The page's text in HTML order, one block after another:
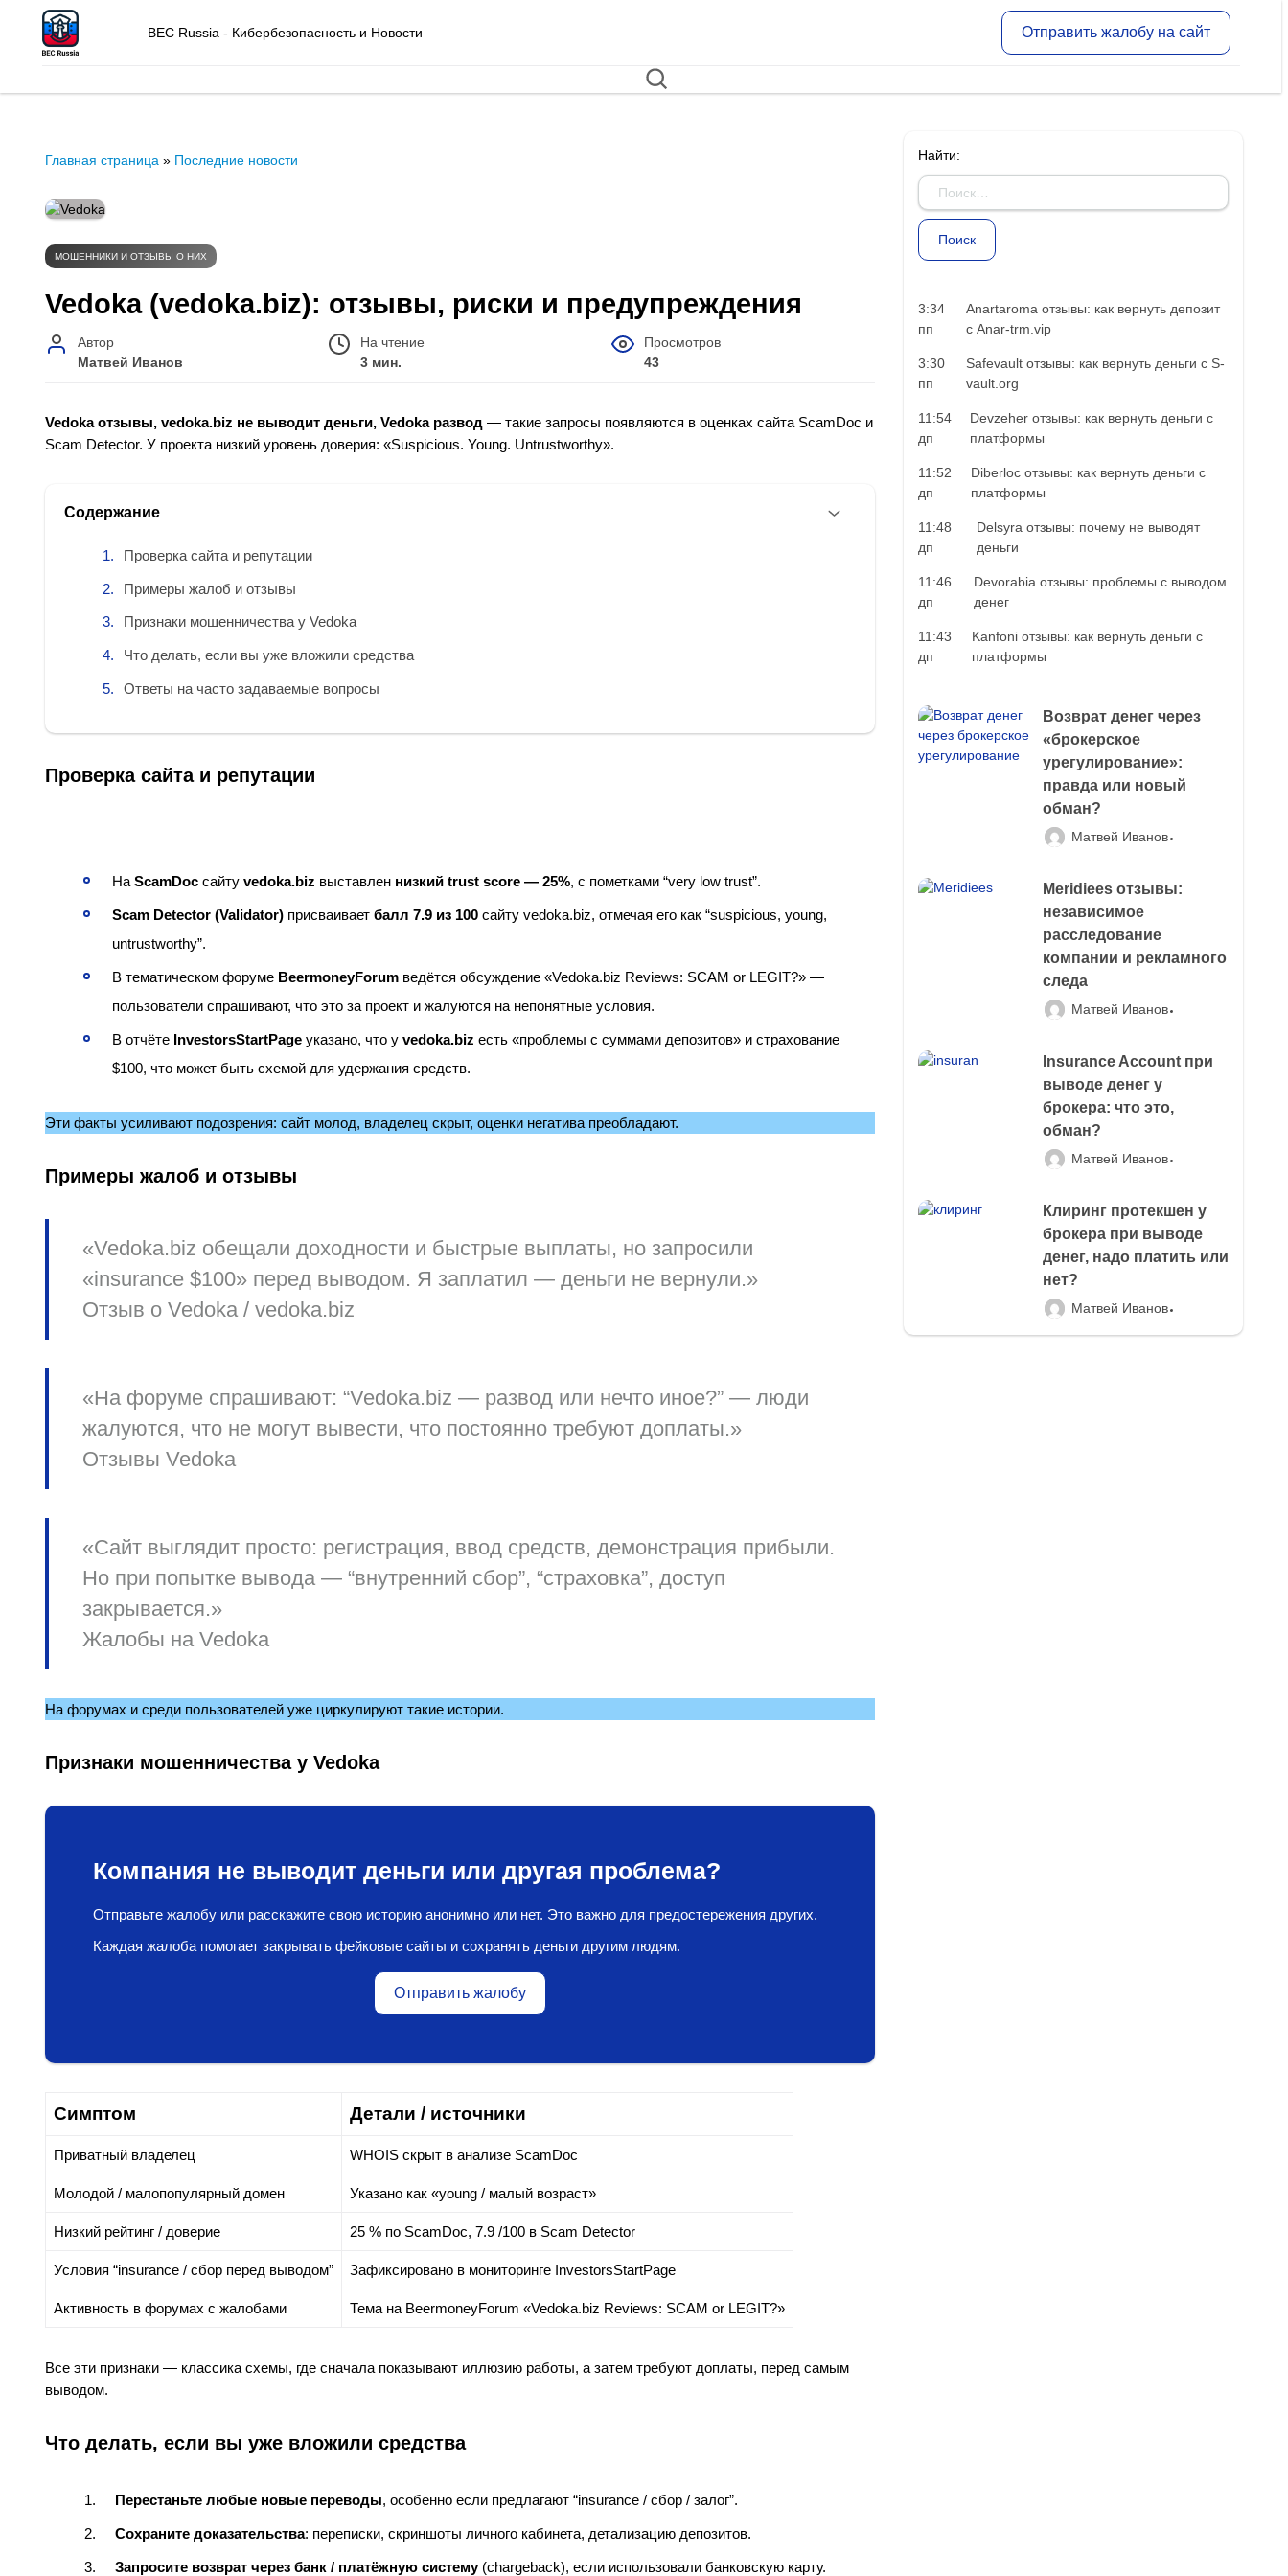
BEC Russia - Кибербезопасность и Новости Отправить жалобу на сайт
Главная страница » Последние новости
МОШЕННИКИ И ОТЗЫВЫ О НИХ
Vedoka (vedoka.biz): отзывы, риски и предупреждения
Автор
Матвей Иванов
На чтение
3 мин.
Просмотров
43
Vedoka отзывы, vedoka.biz не выводит деньги, Vedoka развод — такие запросы появляются в оценках сайта ScamDoc и
Scam Detector. У проекта низкий уровень доверия: «Suspicious. Young. Untrustworthy».
Содержание
Проверка сайта и репутации
Примеры жалоб и отзывы
Признаки мошенничества у Vedoka
Что делать, если вы уже вложили средства
Ответы на часто задаваемые вопросы
Проверка сайта и репутации
На ScamDoc сайту vedoka.biz выставлен низкий trust score — 25%, с пометками “very low trust”.
Scam Detector (Validator) присваивает балл 7.9 из 100 сайту vedoka.biz, отмечая его как “suspicious, young,
untrustworthy”.
В тематическом форуме BeermoneyForum ведётся обсуждение «Vedoka.biz Reviews: SCAM or LEGIT?» —
пользователи спрашивают, что это за проект и жалуются на непонятные условия.
В отчёте InvestorsStartPage указано, что у vedoka.biz есть «проблемы с суммами депозитов» и страхование
$100, что может быть схемой для удержания средств.
Эти факты усиливают подозрения: сайт молод, владелец скрыт, оценки негатива преобладают.
Примеры жалоб и отзывы
«Vedoka.biz обещали доходности и быстрые выплаты, но запросили
«insurance $100» перед выводом. Я заплатил — деньги не вернули.»
Отзыв о Vedoka / vedoka.biz
«На форуме спрашивают: “Vedoka.biz — развод или нечто иное?” — люди
жалуются, что не могут вывести, что постоянно требуют доплаты.»
Отзывы Vedoka
«Сайт выглядит просто: регистрация, ввод средств, демонстрация прибыли.
Но при попытке вывода — “внутренний сбор”, “страховка”, доступ
закрывается.»
Жалобы на Vedoka
На форумах и среди пользователей уже циркулируют такие истории.
Признаки мошенничества у Vedoka
Компания не выводит деньги или другая проблема?
Отправьте жалобу или расскажите свою историю анонимно или нет. Это важно для предостережения других.
Каждая жалоба помогает закрывать фейковые сайты и сохранять деньги другим людям.
Отправить жалобу
Симптом Детали / источники
Приватный владелец WHOIS скрыт в анализе ScamDoc
Молодой / малопопулярный домен Указано как «young / малый возраст»
Низкий рейтинг / доверие 25 % по ScamDoc, 7.9 /100 в Scam Detector
Условия “insurance / сбор перед выводом” Зафиксировано в мониторинге InvestorsStartPage
Активность в форумах с жалобами Тема на BeermoneyForum «Vedoka.biz Reviews: SCAM or LEGIT?»
Все эти признаки — классика схемы, где сначала показывают иллюзию работы, а затем требуют доплаты, перед самым
выводом.
Что делать, если вы уже вложили средства
Перестаньте любые новые переводы, особенно если предлагают “insurance / сбор / залог”.
Сохраните доказательства: переписки, скриншоты личного кабинета, детализацию депозитов.
Запросите возврат через банк / платёжную систему(chargeback), если использовали банковскую карту.
Найти:
3:34
пп
Anartaroma отзывы: как вернуть депозит
с Anar-trm.vip
3:30
пп
Safevault отзывы: как вернуть деньги с S-
vault.org
11:54
дп
Devzeher отзывы: как вернуть деньги с
платформы
11:52
дп
Diberloc отзывы: как вернуть деньги с
платформы
11:48
дп
Delsyra отзывы: почему не выводят
деньги
11:46
дп
Devorabia отзывы: проблемы с выводом
денег
11:43
дп
Kanfoni отзывы: как вернуть деньги с
платформы
Возврат денег через
«брокерское
урегулирование»:
правда или новый
обман?
Матвей Иванов
Meridiees отзывы:
независимое
расследование
компании и рекламного
следа
Матвей Иванов
Insurance Account при
выводе денег у
брокера: что это,
обман?
Матвей Иванов
Клиринг протекшен у
брокера при выводе
денег, надо платить или
нет?
Матвей Иванов